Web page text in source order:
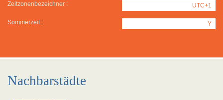
Zeitzonenbezeichner : UTC+1
Sommerzeit : Y
Nachbarstädte